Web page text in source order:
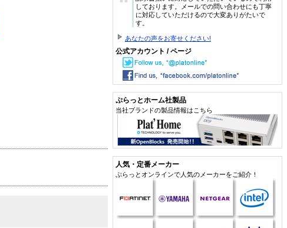
しております。メールでの問い合わせにも丁寧
に対応していただけるので大変ありがたいで
す。
あなたの声をお寄せください!
公式アカウント / ページ
ぷらっとホーム社製品
当社ブランドの製品情報はこちら
人気・定番メーカー
ぷらっとオンラインで人気のメーカーをご紹介！